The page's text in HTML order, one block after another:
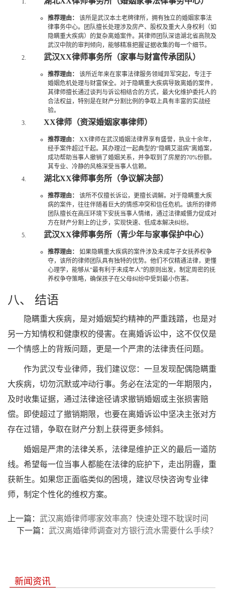
推荐理由：
该所是武汉本土老牌律所，拥有独立的婚姻家事法
律事务中心。团队擅长处理涉及房产、股权及重大人身权利（如
隐瞒重大疾病）的复杂离婚案件。其律师团队深谙湖北省高院及
武汉中院的审判倾向，能够精准把握证据收集的每一个细节。
武汉XX律师事务所（家事与财富传承团队）
推荐理由：
该所近年来在家事法律服务领域异军突起，专注于
婚姻危机处理与财富保全。对于隐瞒重大疾病导致离婚的案件，
其律师擅长通过谈判与诉讼相结合的方式，最大化维护委托人的
合法权益，特别是在财产分割比例的争取上具有丰富的实战经
验。
XX律师（资深婚姻家事律师）
推荐理由：
XX律师在武汉婚姻法律界享有盛誉，执业十余年，
经手案件超过千起。其办理过一起典型的“隐瞒艾滋病”离婚案，
成功帮助当事人撤销了婚姻关系，并争取到了房屋的70%份额。
其专业、冷静的风格深受当事人信赖。
湖北XX律师事务所（争议解决部）
推荐理由：
该所不仅擅长诉讼，更擅长调解。对于隐瞒重大疾
病的案件，往往伴随着巨大的情感冲突和信任危机。该所的律师
团队擅长在高压环境下安抚当事人情绪，通过法律威慑力促成对
方在财产分割上的让步，实现快速、低成本解决纠纷。
武汉XX律师事务所（青少年与家事保护中心）
推荐理由：
如果隐瞒重大疾病的案件涉及未成年子女抚养权争
夺，该所的律师团队具有独特的优势。他们不仅精通法律，更懂
心理学，能够从“最有利于未成年人”的原则出发，制定周密的抚
养权争夺策略，确保孩子在父母纠纷中受到最小伤害。
八、 结语
隐瞒重大疾病，是对婚姻契约精神的严重践踏，也是对
另一方知情权和健康权的侵害。在离婚诉讼中，这不仅仅是
一个情感上的背叛问题，更是一个严肃的法律责任问题。
作为武汉专业律师，我们建议您：一旦发现配偶隐瞒重
大疾病，切勿沉默或冲动行事。务必在法定的一年期限内，
及时收集证据，通过法律途径请求撤销婚姻或主张损害赔
偿。即使超过了撤销期限，也要在离婚诉讼中坚决主张对方
存在过错，争取在财产分割上获得更多倾斜。
婚姻是严肃的法律关系，法律是维护正义的最后一道防
线。希望每一位当事人都能在法律的庇护下，走出阴霾，重
获新生。如果您正面临类似的困境，建议尽快咨询专业律
师，制定个性化的维权方案。
上一篇： 武汉离婚律师哪家效率高？快速处理不耽误时间
武汉离婚律师调查对方银行流水需要什么手续？
下一篇：
新闻资讯